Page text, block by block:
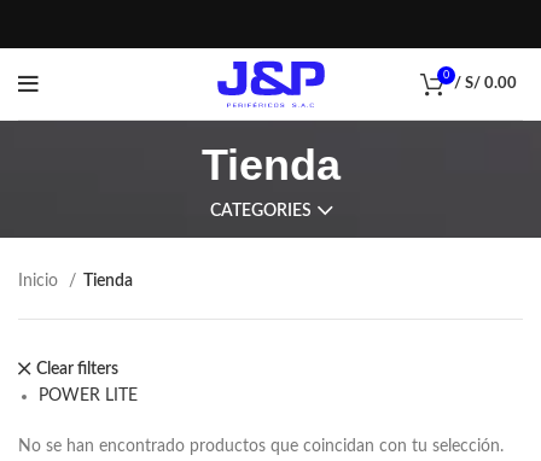
0
/ S/ 0.00
Tienda
CATEGORIES
Inicio Tienda
Clear filters
POWER LITE
No se han encontrado productos que coincidan con tu selección.